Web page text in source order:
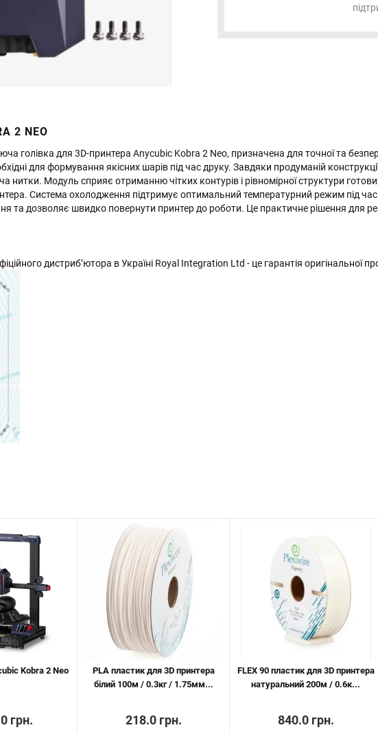
2 NEO
голівка для 3D-принтера Anycubic Kobra 2 Neo, призначена для точної та
для формування якісних шарів під час друку. Завдяки продуманій
нитки. Модуль сприяє отриманню чітких контурів і рівномірної структури
Система охолодження підтримує оптимальний температурний режим під
та дозволяє швидко повернути принтер до роботи. Це практичне рішення для
дистриб’ютора в Україні Royal Integration Ltd - це гарантія оригінальної
Kobra 2 Neo
грн.
PLA пластик для 3D принтера
білий 100м / 0.3кг / 1.75мм...
218.0 грн.
FLEX 90 пластик для 3D принтера
натуральний 200м / 0.6к...
840.0 грн.